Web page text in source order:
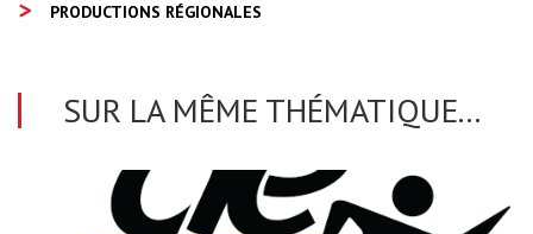
PRODUCTIONS RÉGIONALES
SUR LA MÊME THÉMATIQUE...